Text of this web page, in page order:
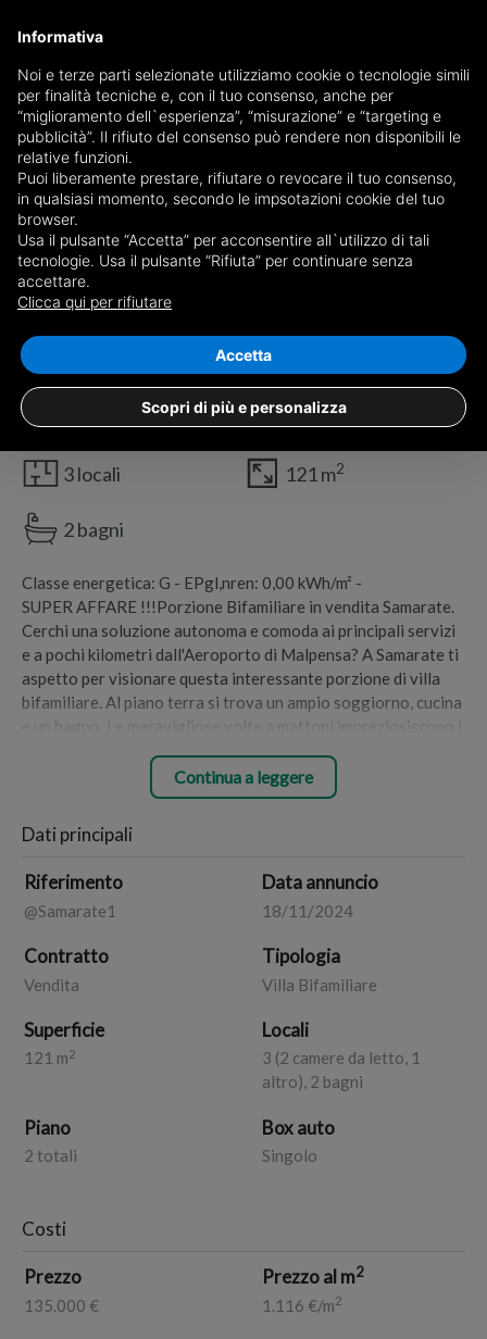
Villa Bifamiliare Solferino, Samarate
€ 135.000
3 locali 121 m2
2 bagni
Classe energetica: G - EPgl,nren: 0,00 kWh/m² -
SUPER AFFARE !!!Porzione Bifamiliare in vendita Samarate.
Cerchi una soluzione autonoma e comoda ai principali servizi
e a pochi kilometri dall'Aeroporto di Malpensa? A Samarate ti
aspetto per visionare questa interessante porzione di villa
bifamiliare. Al piano terra si trova un ampio soggiorno, cucina
e un bagno. Le meravigliose volte a mattoni impreziosiscono i
marmo troviamo un'ampia cameretta, una camera
matrimoniale e il secondo bagno. Entrambe le stanze hanno la
seconda villa in adiacenza, facente parte della stessa
proprietà. I serramenti sono in ottimo stato conservativo.
Compreso nel prezzo box di 30 mq! Non lasciarti sfuggire
questa super occasione! Contattami e sarò lieta di fornirti
un' altra idea di Agenzia immobiliare Seguimi per tutte le
novità sul mio canale youtube, in FB e IG
Continua a leggere
Dati principali
Riferimento
@Samarate1
Data annuncio
18/11/2024
Contratto
Vendita
Tipologia
Villa Bifamiliare
Superficie
121 m2
Locali
3 (2 camere da letto, 1
altro), 2 bagni
Piano
2 totali
Box auto
Singolo
Costi
Prezzo
135.000 €
Prezzo al m2
1.116 €/m2
Informativa
Noi e terze parti selezionate utilizziamo cookie o tecnologie simili
per finalità tecniche e, con il tuo consenso, anche per
“miglioramento dell`esperienza”, “misurazione” e “targeting e
pubblicità”. Il rifiuto del consenso può rendere non disponibili le
relative funzioni.
Puoi liberamente prestare, rifiutare o revocare il tuo consenso,
in qualsiasi momento, secondo le impsotazioni cookie del tuo
browser.
Usa il pulsante “Accetta” per acconsentire all`utilizzo di tali
tecnologie. Usa il pulsante “Rifiuta” per continuare senza
accettare.
Clicca qui per rifiutare
Scopri di più e personalizza
Accetta